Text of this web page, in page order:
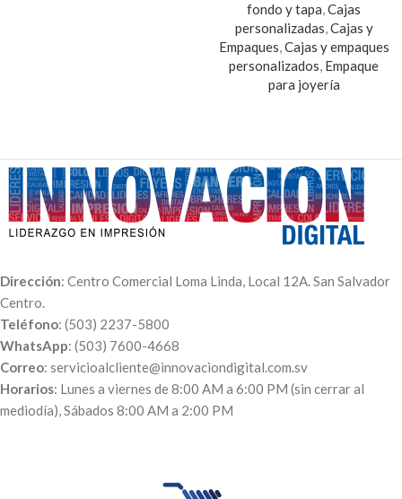
fondo y tapa,Cajas
personalizadas,Cajas y
Empaques,Cajas y empaques
personalizados, Empaque
para joyería
Dirección: Centro Comercial Loma Linda, Local 12A. San Salvador
Centro.
Teléfono: (503) 2237-5800
WhatsApp: (503) 7600-4668
Correo: servicioalcliente@innovaciondigital.com.sv
Horarios: Lunes a viernes de 8:00 AM a 6:00 PM (sin cerrar al
mediodía), Sábados 8:00 AM a 2:00 PM